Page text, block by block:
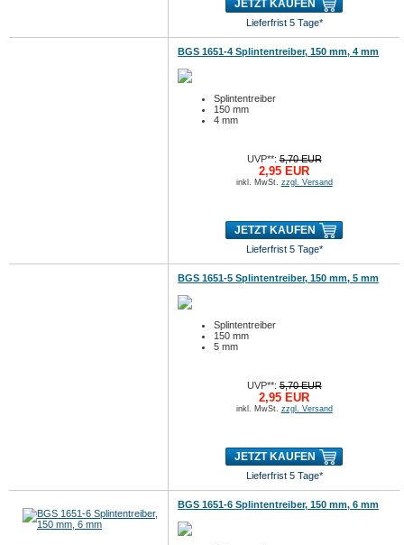
JETZT KAUFEN
Lieferfrist 5 Tage*
BGS 1651-4 Splintentreiber, 150 mm, 4 mm
Splintentreiber
150 mm
4 mm
UVP**:5,70 EUR
2,95 EUR
inkl. MwSt. zzgl. Versand
JETZT KAUFEN
Lieferfrist 5 Tage*
BGS 1651-5 Splintentreiber, 150 mm, 5 mm
Splintentreiber
150 mm
5 mm
UVP**:5,70 EUR
2,95 EUR
inkl. MwSt. zzgl. Versand
JETZT KAUFEN
Lieferfrist 5 Tage*
BGS 1651-6 Splintentreiber, 150 mm, 6 mm